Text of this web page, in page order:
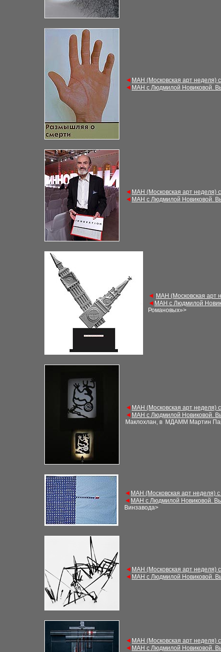
◄ МАН (Московская арт неделя)
◄ МАН с Людмилой Новиковой.
◄ МАН (Московская арт неделя)
◄ МАН с Людмилой Новиковой.
◄ МАН (Московская арт
◄ МАН с Людмилой
Романовых»>
◄ МАН (Московская арт неделя)
◄ МАН с Людмилой Новиковой.
Маклохлан, в МДАММ Мартин
◄ МАН (Московская арт неделя)
◄ МАН с Людмилой Новиковой.
Винзавода>
◄ МАН (Московская арт неделя)
◄ МАН с Людмилой Новиковой.
◄ МАН (Московская арт неделя)
◄ МАН с Людмилой Новиковой.